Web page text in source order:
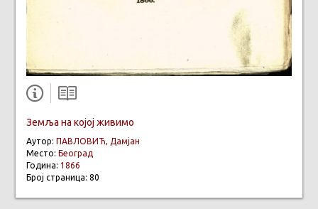
Земља на којој живимо
Аутор: ПАВЛОВИЋ, Дамјан
Место: Београд
Година: 1866
Број страница: 80